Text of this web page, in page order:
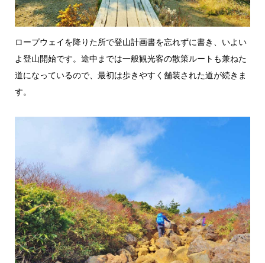
ロープウェイを降りた所で登山計画書を忘れずに書き、いよい
よ登山開始です。途中までは一般観光客の散策ルートも兼ねた
道になっているので、最初は歩きやすく舗装された道が続きま
す。